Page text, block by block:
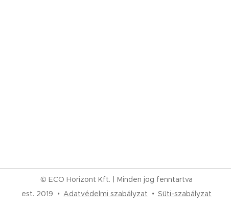
© ECO Horizont Kft. | Minden jog fenntartva
est. 2019
Adatvédelmi szabályzat Süti-szabályzat